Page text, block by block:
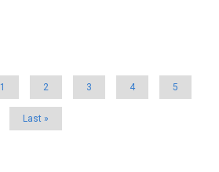
Page
1 Page
2 Page
3 Page
4 Page
5
Last
Last »